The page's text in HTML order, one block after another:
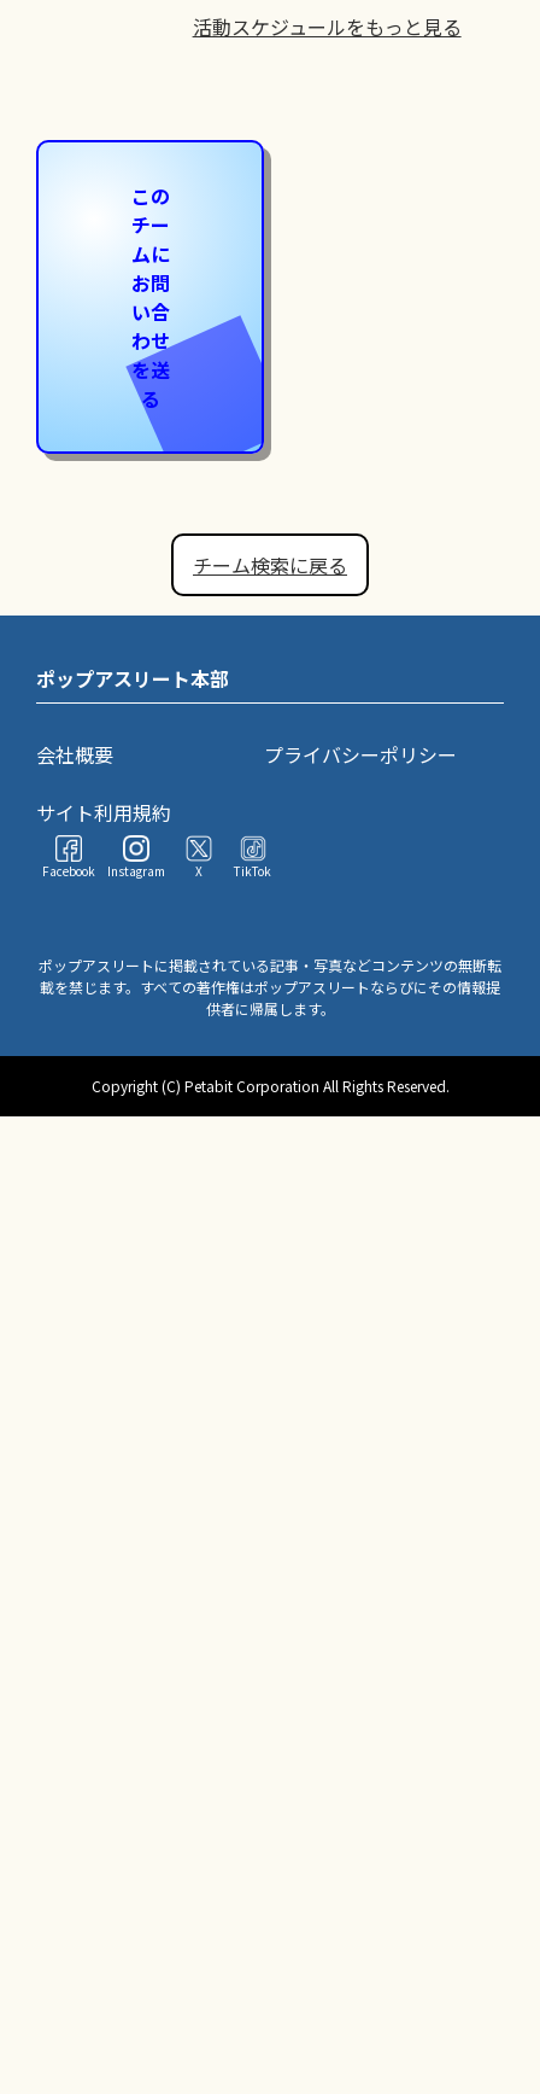
活動スケジュールをもっと見る
この
チー
ムに
お問
い合
わせ
を送
る
チーム検索に戻る
ポップアスリート本部
会社概要
プライバシーポリシー
サイト利用規約
Facebook Instagram X TikTok
ポップアスリートに掲載されている記事・写真などコンテンツの無断転
載を禁じます。すべての著作権はポップアスリートならびにその情報提
供者に帰属します。
Copyright (C) Petabit Corporation All Rights Reserved.